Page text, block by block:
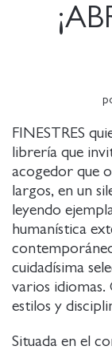
FINESTRES
librería que
acogedor que
largos, en un
leyendo
humanística
cuidadísima
varios idiomas.
estilos y
Situada en el